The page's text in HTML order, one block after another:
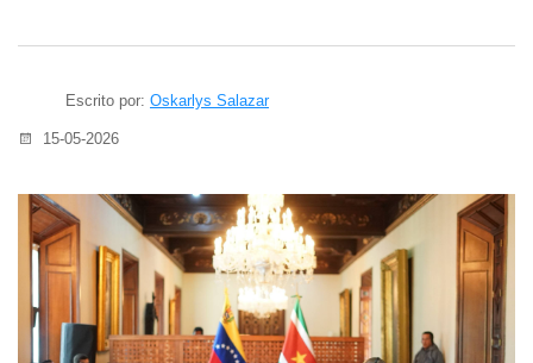
Escrito por: Oskarlys Salazar
15-05-2026